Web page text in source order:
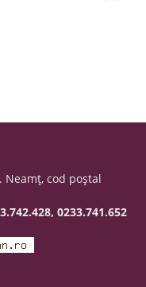
Neamţ, cod poştal
0233.741.652